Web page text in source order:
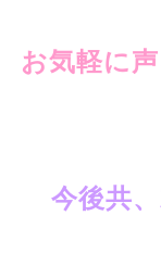
お気軽に
今後共